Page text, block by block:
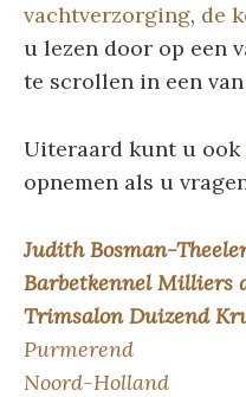
vachtverzorging, de
u lezen door op een
te scrollen in een van
Uiteraard kunt u ook
opnemen als u
Judith Bosman-
Barbetkennel Milliers
Trimsalon Duizend
Purmerend
Noord-Holland